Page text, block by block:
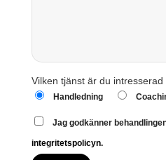
Vilken tjänst är du intresserad
Handledning
Jag godkänner
integritetspolicyn.